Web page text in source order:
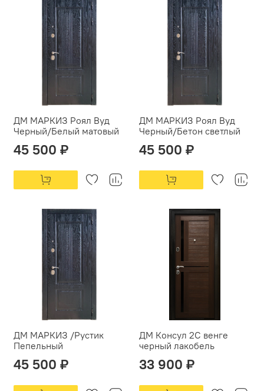
ДМ МАРКИЗ Роял Вуд
Черный/Белый матовый
45 500 ₽
ДМ МАРКИЗ Роял Вуд
Черный/Бетон светлый
45 500 ₽
ДМ МАРКИЗ /Рустик
Пепельный
45 500 ₽
ДМ Консул 2С венге
черный лакобель
33 900 ₽